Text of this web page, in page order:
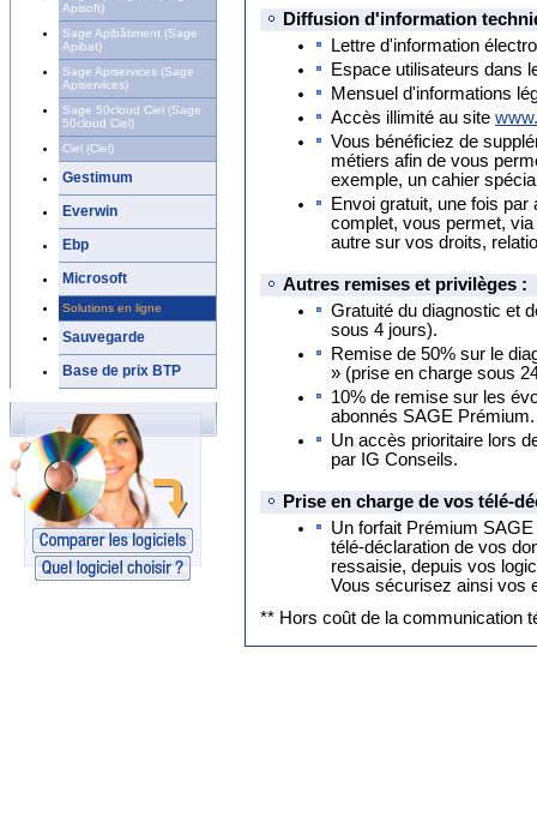
Apisoft)
Sage Apibâtiment (Sage
Apibat)
Sage Apiservices (Sage
Apiservices)
Sage 50cloud Ciel (Sage
50cloud Ciel)
Ciel (Ciel)
Gestimum
Everwin
Ebp
Microsoft
Solutions en ligne
Sauvegarde
Base de prix BTP
Diffusion d'information
Lettre d'information
Espace utilisateurs dans
Mensuel d'informations
Accès illimité au site
Vous bénéficiez de
métiers afin de vous
exemple, un cahier
Envoi gratuit, une fois
complet, vous permet,
autre sur vos droits,
Autres remises et privilèges :
Gratuité du diagnostic et
sous 4 jours).
Remise de 50% sur le
» (prise en charge sous
10% de remise sur les
abonnés SAGE Prémium.
Un accès prioritaire lors
par IG Conseils.
Prise en charge de vos télé-
Un forfait Prémium
télé-déclaration de vos
ressaisie, depuis vos
Vous sécurisez ainsi vos
** Hors coût de la communication